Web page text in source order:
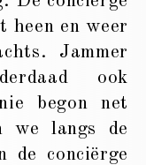
heen en weer
Jammer
ook
begon net
we langs de
de conciërge